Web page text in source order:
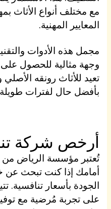
مع مختلف أنواع الأثاث
المعايير المهنية.
مجمل هذه الأدوات
وجهة مثالية للحصول
تعيد للأثاث رونقه
بأفضل حال لفترات
أرخص شركة
تُعتبر مؤسسة الرياض من
أمامك إذا كنت تبحث عن
الجودة بأسعار تنافسية.
على تجربة مُرضية مع